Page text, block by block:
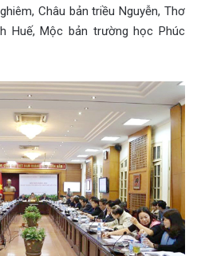
Châu bản triều Nguyễn, Thơ
Huế, Mộc bản trường học Phúc